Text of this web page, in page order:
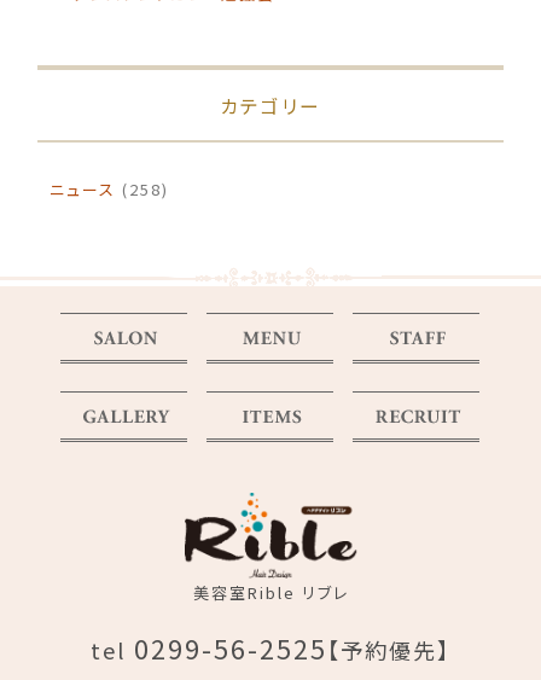
カテゴリー
ニュース (258)
美容室Rible リブレ
tel 0299-56-2525 【予約優先】